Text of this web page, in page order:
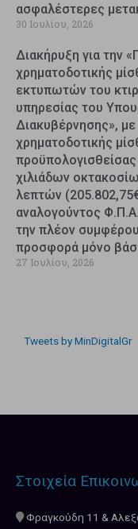
ασφαλέστερες
30 Ιουλίου, 2026
Διακήρυξη για την
χρηματοδοτικής
εκτυπωτών του
υπηρεσίας του
Διακυβέρνησης»,
χρηματοδοτικής
χιλιάδων
λεπτών
αναλογούντος
την πλέον
προσφορά μόνο
27 Ιουλίου, 2026
Tweets by MinDigitalGr
Στοιχεία
Φραγκούδη 11 &